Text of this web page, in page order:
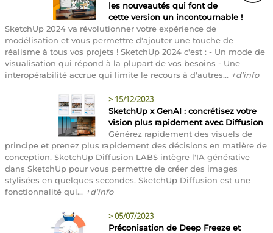
les nouveautés qui font de
cette version un incontournable !
SketchUp 2024 va révolutionner votre expérience de
modélisation et vous permettre d'ajouter une touche de
réalisme à tous vos projets ! SketchUp 2024 c'est : - Un mode de
visualisation qui répond à la plupart de vos besoins - Une
interopérabilité accrue qui limite le recours à d'autres... +d'info
> 15/12/2023
SketchUp x GenAI : concrétisez votre
vision plus rapidement avec Diffusion
Générez rapidement des visuels de
principe et prenez plus rapidement des décisions en matière de
conception. SketchUp Diffusion LABS intègre l'IA générative
dans SketchUp pour vous permettre de créer des images
stylisées en quelques secondes. SketchUp Diffusion est une
fonctionnalité qui... +d'info
>05/07/2023
Préconisation de Deep Freeze et